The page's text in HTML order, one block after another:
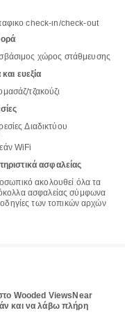
check-in/check-out
χώρος στάθμευσης
ευεξία
τζακούζι
Διαδικτύου
WiFi
ασφαλείας
ακολουθεί όλα τα
ασφαλείας σύμφωνα
οδηγίες των τοπικών αρχών
Wooded ViewsNear
και να λάβω πλήρη